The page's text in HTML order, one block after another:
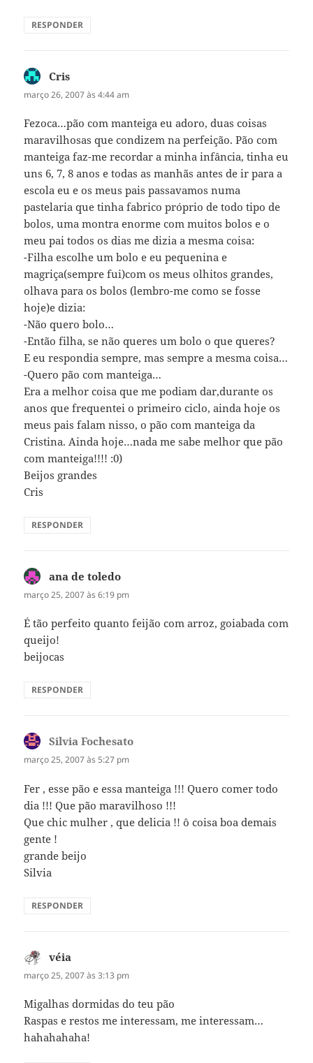
RESPONDER
Cris
março 26, 2007 às 4:44 am
Fezoca…pão com manteiga eu adoro, duas coisas
maravilhosas que condizem na perfeição. Pão com
manteiga faz-me recordar a minha infância, tinha eu
uns 6, 7, 8 anos e todas as manhãs antes de ir para a
escola eu e os meus pais passavamos numa
pastelaria que tinha fabrico próprio de todo tipo de
bolos, uma montra enorme com muitos bolos e o
meu pai todos os dias me dizia a mesma coisa:
-Filha escolhe um bolo e eu pequenina e
magriça(sempre fui)com os meus olhitos grandes,
olhava para os bolos (lembro-me como se fosse
hoje)e dizia:
-Não quero bolo…
-Então filha, se não queres um bolo o que queres?
E eu respondia sempre, mas sempre a mesma coisa…
-Quero pão com manteiga…
Era a melhor coisa que me podiam dar,durante os
anos que frequentei o primeiro ciclo, ainda hoje os
meus pais falam nisso, o pão com manteiga da
Cristina. Ainda hoje…nada me sabe melhor que pão
com manteiga!!!! :0)
Beijos grandes
Cris
RESPONDER
ana de toledo
março 25, 2007 às 6:19 pm
É tão perfeito quanto feijão com arroz, goiabada com
queijo!
beijocas
RESPONDER
Silvia Fochesato
março 25, 2007 às 5:27 pm
Fer , esse pão e essa manteiga !!! Quero comer todo
dia !!! Que pão maravilhoso !!!
Que chic mulher , que delicia !! ô coisa boa demais
gente !
grande beijo
Silvia
RESPONDER
véia
março 25, 2007 às 3:13 pm
Migalhas dormidas do teu pão
Raspas e restos me interessam, me interessam…
hahahahaha!